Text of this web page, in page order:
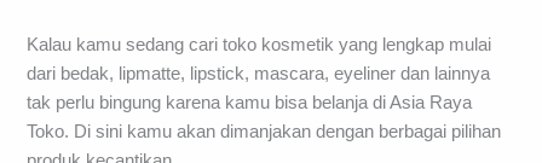
Kalau kamu sedang cari toko kosmetik yang lengkap mulai
dari bedak, lipmatte, lipstick, mascara, eyeliner dan lainnya
tak perlu bingung karena kamu bisa belanja di Asia Raya
Toko. Di sini kamu akan dimanjakan dengan berbagai pilihan